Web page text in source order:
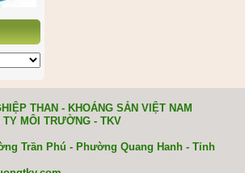
THAN - KHOÁNG SẢN VIỆT NAM
TRƯỜNG - TKV
Trần Phú - Phường Quang Hanh - Tỉnh